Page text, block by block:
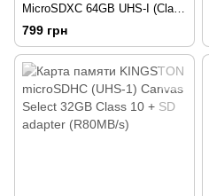
MicroSDXC 64GB UHS-I (Class
10) LX Series
799 грн